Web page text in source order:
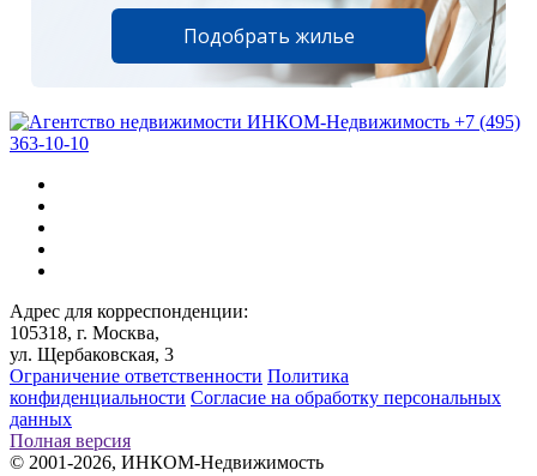
Подобрать жилье
+7 (495)
363-10-10
Адрес для корреспонденции:
105318, г. Москва,
ул. Щербаковская, 3
Ограничение ответственности Политика
конфиденциальности Согласие на обработку персональных
данных
Полная версия
© 2001-2026, ИНКОМ-Недвижимость